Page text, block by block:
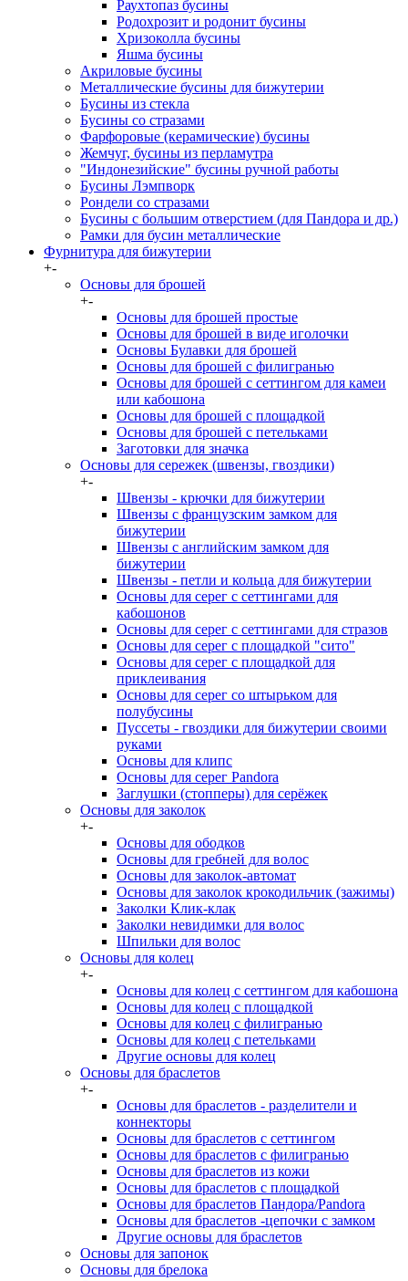
Раухтопаз бусины
Родохрозит и родонит бусины
Хризоколла бусины
Яшма бусины
Акриловые бусины
Металлические бусины для бижутерии
Бусины из стекла
Бусины со стразами
Фарфоровые (керамические) бусины
Жемчуг, бусины из перламутра
"Индонезийские" бусины ручной работы
Бусины Лэмпворк
Рондели со стразами
Бусины с большим отверстием (для Пандора и др.)
Рамки для бусин металлические
Фурнитура для бижутерии
+-
Основы для брошей
+-
Основы для брошей простые
Основы для брошей в виде иголочки
Основы Булавки для брошей
Основы для брошей с филигранью
Основы для брошей с сеттингом для камеи
или кабошона
Основы для брошей с площадкой
Основы для брошей с петельками
Заготовки для значка
Основы для сережек (швензы, гвоздики)
+-
Швензы - крючки для бижутерии
Швензы с французским замком для
бижутерии
Швензы с английским замком для
бижутерии
Швензы - петли и кольца для бижутерии
Основы для серег с сеттингами для
кабошонов
Основы для серег с сеттингами для стразов
Основы для серег с площадкой "сито"
Основы для серег с площадкой для
приклеивания
Основы для серег со штырьком для
полубусины
Пуссеты - гвоздики для бижутерии своими
руками
Основы для клипс
Основы для серег Pandora
Заглушки (стопперы) для серёжек
Основы для заколок
+-
Основы для ободков
Основы для гребней для волос
Основы для заколок-автомат
Основы для заколок крокодильчик (зажимы)
Заколки Клик-клак
Заколки невидимки для волос
Шпильки для волос
Основы для колец
+-
Основы для колец с сеттингом для кабошона
Основы для колец с площадкой
Основы для колец с филигранью
Основы для колец с петельками
Другие основы для колец
Основы для браслетов
+-
Основы для браслетов - разделители и
коннекторы
Основы для браслетов с сеттингом
Основы для браслетов с филигранью
Основы для браслетов из кожи
Основы для браслетов с площадкой
Основы для браслетов Пандора/Pandora
Основы для браслетов -цепочки с замком
Другие основы для браслетов
Основы для запонок
Основы для брелока